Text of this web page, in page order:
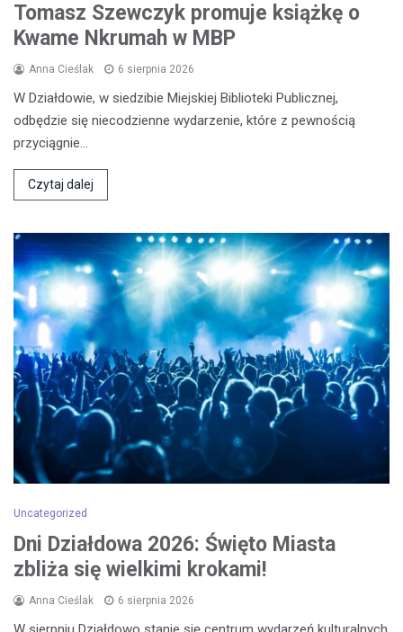
Tomasz Szewczyk promuje książkę o
Kwame Nkrumah w MBP
Anna Cieślak 6 sierpnia 2026
W Działdowie, w siedzibie Miejskiej Biblioteki Publicznej,
odbędzie się niecodzienne wydarzenie, które z pewnością
przyciągnie…
Czytaj dalej
Uncategorized
Dni Działdowa 2026: Święto Miasta
zbliża się wielkimi krokami!
Anna Cieślak 6 sierpnia 2026